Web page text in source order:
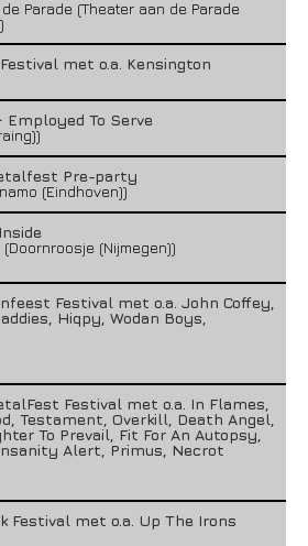
Parade (Theater aan de Parade
met o.a. Kensington
Employed To Serve
Pre-party
(Eindhoven))
(Nijmegen))
Festival met o.a. John Coffey,
Hiqpy, Wodan Boys,
Festival met o.a. In Flames,
Testament, Overkill, Death Angel,
To Prevail, Fit For An Autopsy,
Alert, Primus, Necrot
Festival met o.a. Up The Irons